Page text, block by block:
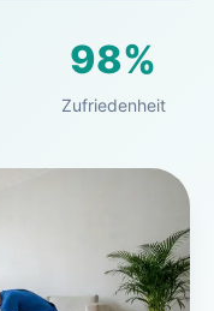
98%
Zufriedenheit